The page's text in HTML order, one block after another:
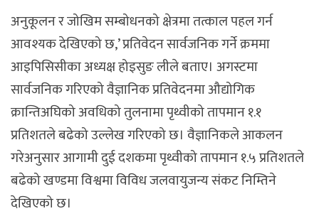
अनुकूलन र जोखिम सम्बोधनको क्षेत्रमा तत्काल पहल गर्न
आवश्यक देखिएको छ,’ प्रतिवेदन सार्वजनिक गर्ने क्रममा
आइपिसिसीका अध्यक्ष होइसुङ लीले बताए। अगस्टमा
सार्वजनिक गरिएको वैज्ञानिक प्रतिवेदनमा औद्योगिक
क्रान्तिअघिको अवधिको तुलनामा पृथ्वीको तापमान १.१
प्रतिशतले बढेको उल्लेख गरिएको छ। वैज्ञानिकले आकलन
गरेअनुसार आगामी दुई दशकमा पृथ्वीको तापमान १.५ प्रतिशतले
बढेको खण्डमा विश्वमा विविध जलवायुजन्य संकट निम्तिने
देखिएको छ।